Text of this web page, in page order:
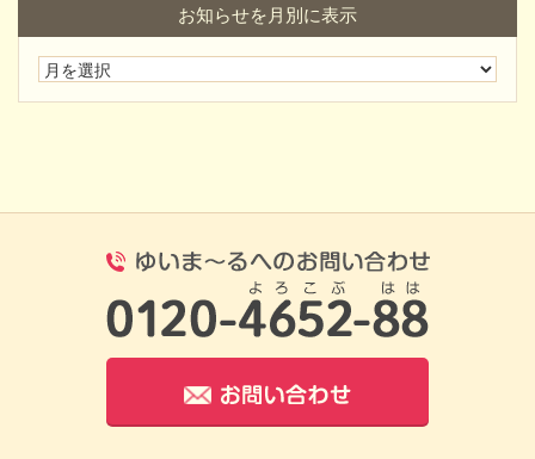
お知らせを月別に表示
0120-4652-